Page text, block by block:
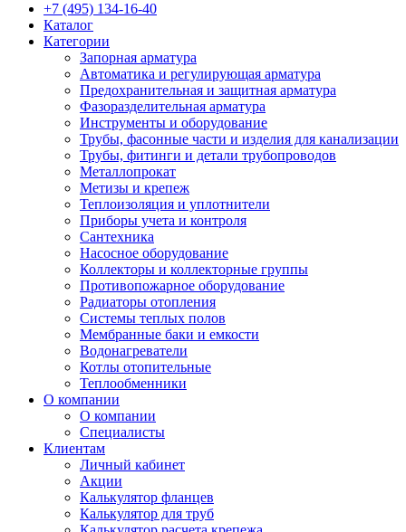
+7 (495) 134-16-40
Каталог
Категории
Запорная арматура
Автоматика и регулирующая арматура
Предохранительная и защитная арматура
Фазоразделительная арматура
Инструменты и оборудование
Трубы, фасонные части и изделия для канализации
Трубы, фитинги и детали трубопроводов
Металлопрокат
Метизы и крепеж
Теплоизоляция и уплотнители
Приборы учета и контроля
Сантехника
Насосное оборудование
Коллекторы и коллекторные группы
Противопожарное оборудование
Радиаторы отопления
Системы теплых полов
Мембранные баки и емкости
Водонагреватели
Котлы отопительные
Теплообменники
О компании
О компании
Специалисты
Клиентам
Личный кабинет
Акции
Калькулятор фланцев
Калькулятор для труб